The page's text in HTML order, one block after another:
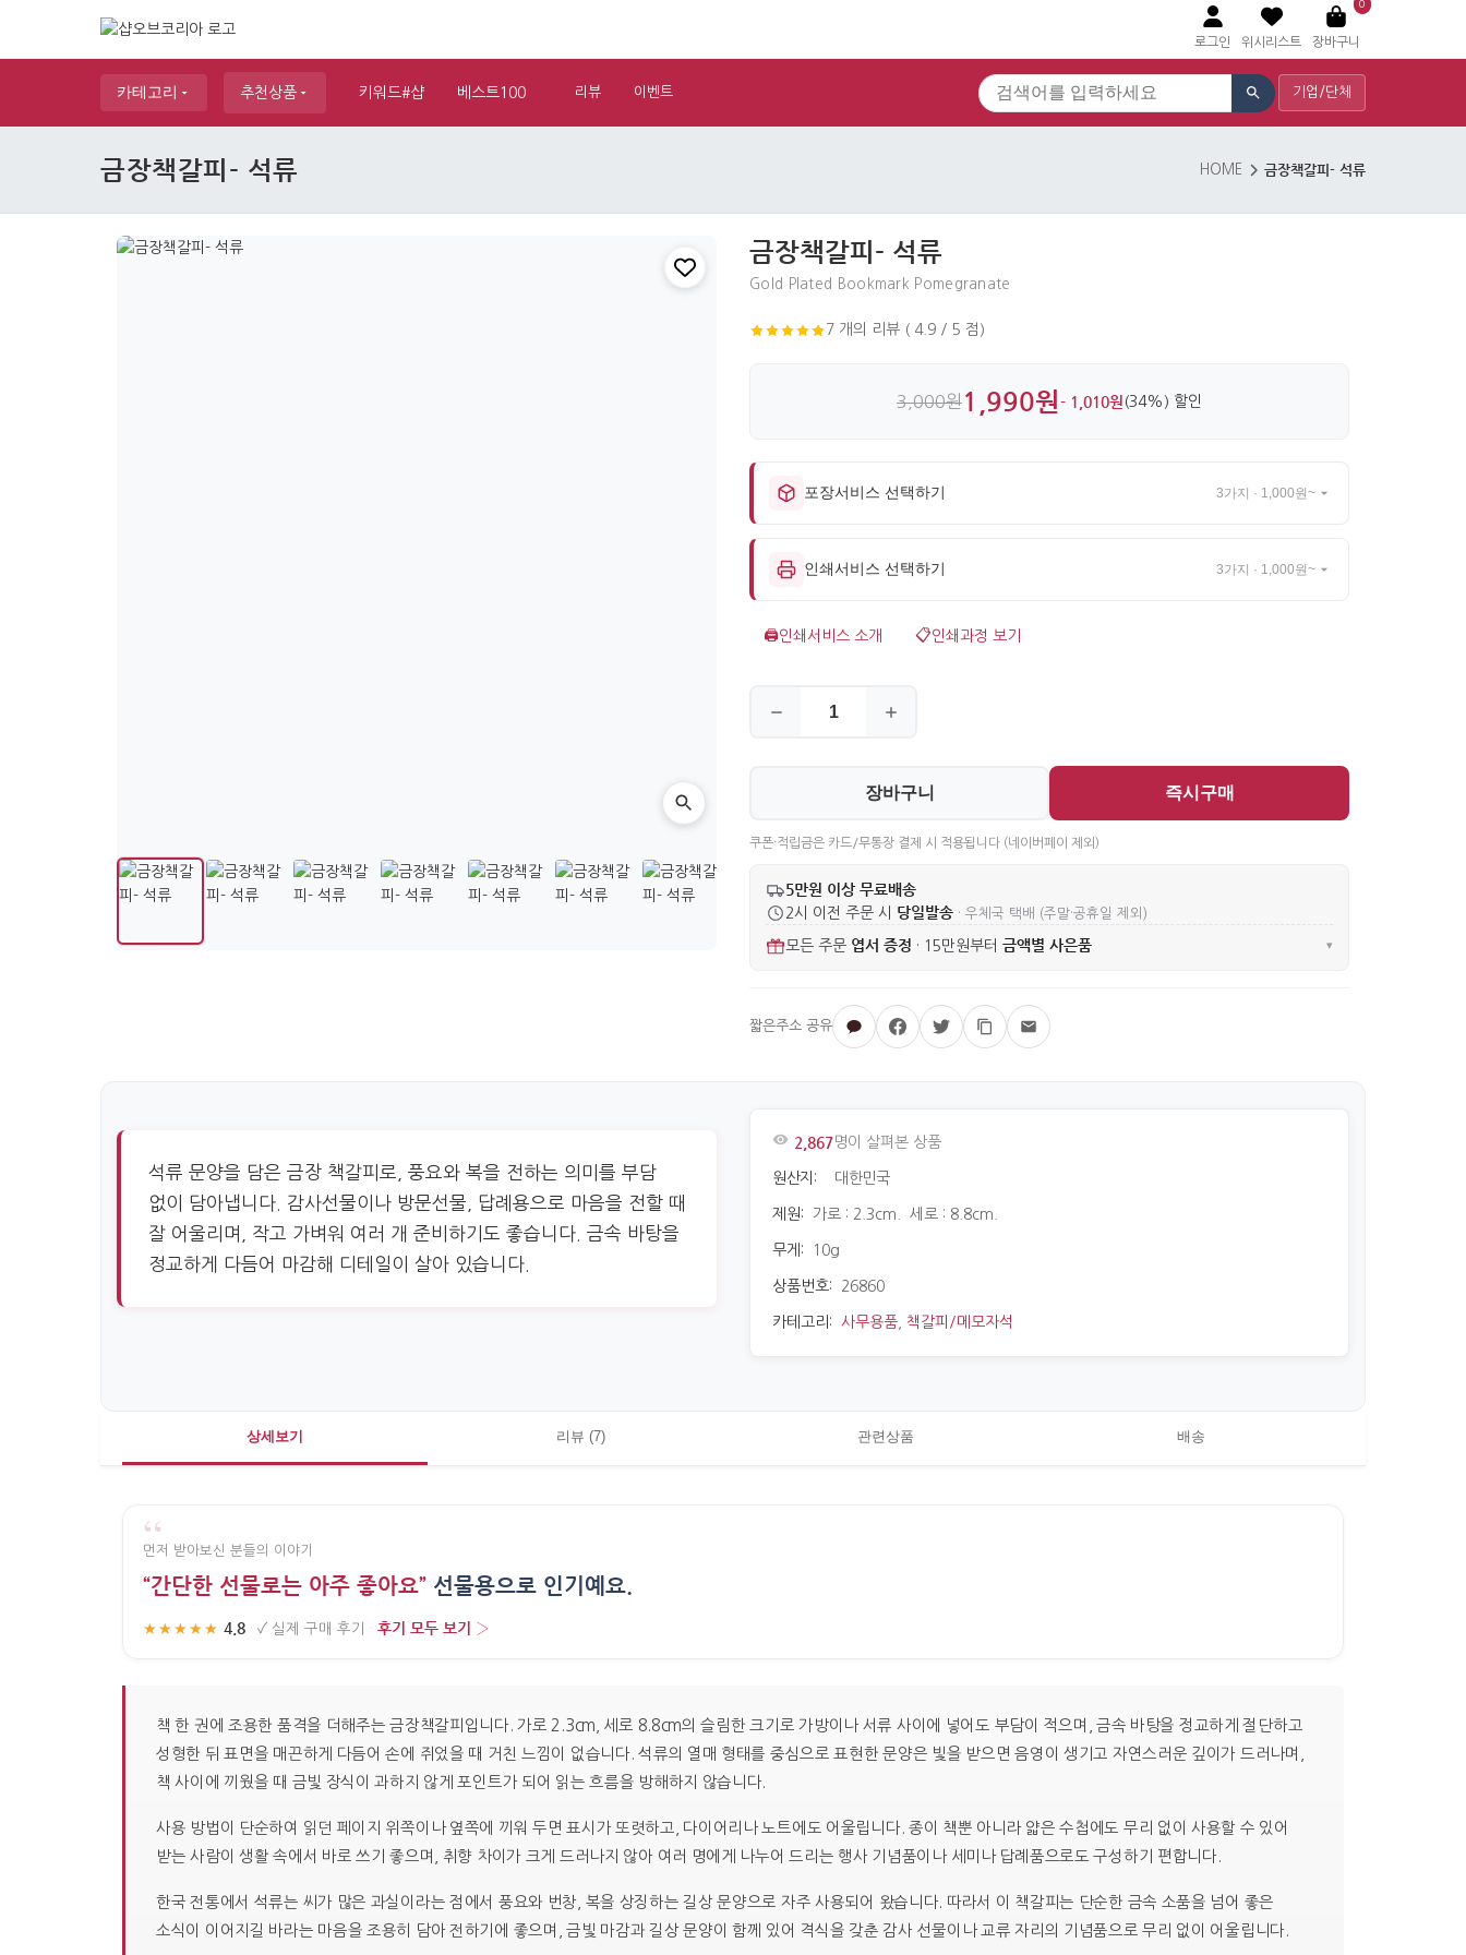
로그인 위시리스트
0
장바구니
카테고리 추천상품 키워드#샵 베스트100 리뷰 이벤트 기업/단체
금장책갈피- 석류 HOME 금장책갈피- 석류
금장책갈피- 석류
Gold Plated Bookmark Pomegranate
7 개의 리뷰 ( 4.9 / 5 점)
3,000원1,990원- 1,010원 (34%) 할인
포장서비스 선택하기 3가지 · 1,000원~
인쇄서비스 선택하기 3가지 · 1,000원~
🖨️인쇄서비스 소개 📋인쇄과정 보기
장바구니 즉시구매
쿠폰·적립금은 카드/무통장 결제 시 적용됩니다 (네이버페이 제외)
5만원 이상 무료배송
2시 이전 주문 시 당일발송 · 우체국 택배 (주말·공휴일 제외)
모든 주문 엽서 증정 · 15만원부터 금액별 사은품 ▾
석류 문양을 담은 금장 책갈피로, 풍요와 복을 전하는 의미를 부담
없이 담아냅니다. 감사선물이나 방문선물, 답례용으로 마음을 전할 때
잘 어울리며, 작고 가벼워 여러 개 준비하기도 좋습니다. 금속 바탕을
정교하게 다듬어 마감해 디테일이 살아 있습니다.
2,867명이 살펴본 상품
원산지: 대한민국
제원: 가로 : 2.3cm. 세로 : 8.8cm.
무게: 10g
상품번호: 26860
카테고리: 사무용품 책갈피/메모자석
상세보기 리뷰 (7) 관련상품 배송
“
먼저 받아보신 분들의 이야기
“간단한 선물로는 아주 좋아요” 선물용으로 인기예요.
★★★★★ 4.8 · ✓ 실제 구매 후기 · 후기 모두 보기 ›
책 한 권에 조용한 품격을 더해주는 금장책갈피입니다. 가로 2.3cm, 세로 8.8cm의 슬림한 크기로 가방이나 서류 사이에 넣어도 부담이 적으며, 금속 바탕을 정교하게 절단하고
성형한 뒤 표면을 매끈하게 다듬어 손에 쥐었을 때 거친 느낌이 없습니다. 석류의 열매 형태를 중심으로 표현한 문양은 빛을 받으면 음영이 생기고 자연스러운 깊이가 드러나며,
책 사이에 끼웠을 때 금빛 장식이 과하지 않게 포인트가 되어 읽는 흐름을 방해하지 않습니다.
사용 방법이 단순하여 읽던 페이지 위쪽이나 옆쪽에 끼워 두면 표시가 또렷하고, 다이어리나 노트에도 어울립니다. 종이 책뿐 아니라 얇은 수첩에도 무리 없이 사용할 수 있어
받는 사람이 생활 속에서 바로 쓰기 좋으며, 취향 차이가 크게 드러나지 않아 여러 명에게 나누어 드리는 행사 기념품이나 세미나 답례품으로도 구성하기 편합니다.
한국 전통에서 석류는 씨가 많은 과실이라는 점에서 풍요와 번창, 복을 상징하는 길상 문양으로 자주 사용되어 왔습니다. 따라서 이 책갈피는 단순한 금속 소품을 넘어 좋은
소식이 이어지길 바라는 마음을 조용히 담아 전하기에 좋으며, 금빛 마감과 길상 문양이 함께 있어 격식을 갖춘 감사 선물이나 교류 자리의 기념품으로 무리 없이 어울립니다.